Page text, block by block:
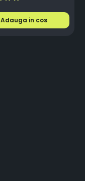
Adauga in cos